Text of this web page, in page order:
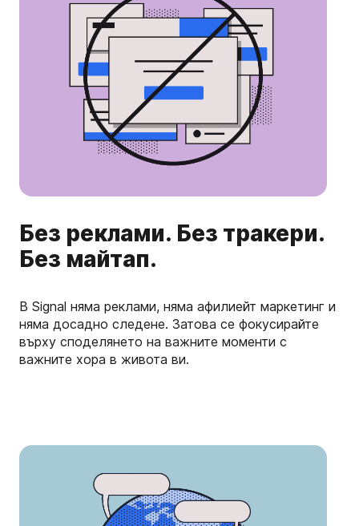
Без реклами. Без тракери.
Без майтап.
В Signal няма реклами, няма афилиейт маркетинг и
няма досадно следене. Затова се фокусирайте
върху споделянето на важните моменти с
важните хора в живота ви.